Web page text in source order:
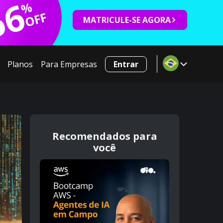
%
OFF MATRICULE-SE AGORA
Planos Para Empresas Entrar
Recomendados para
você